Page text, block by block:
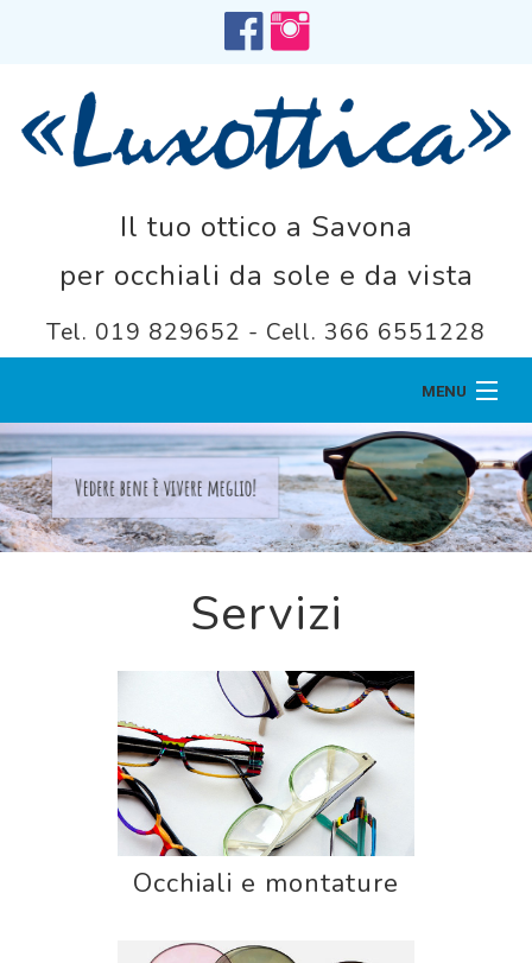
Il tuo ottico a Savona
per occhiali da sole e da vista
Tel. 019 829652 - Cell. 366 6551228
MENU
Home
Chi siamo
Prodotti e servizi
Promozioni
Contatti
Servizi
Occhiali e montature